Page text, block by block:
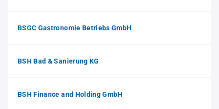
BSGC Gastronomie Betriebs GmbH
BSH Bad & Sanierung KG
BSH Finance and Holding GmbH